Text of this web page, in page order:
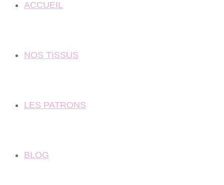
ACCUEIL
NOS TISSUS
LES PATRONS
BLOG